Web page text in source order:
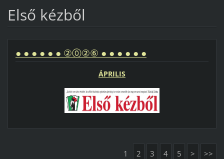
Első kézből
● ● ● ● ● ● ②⓪②⑥ ● ● ● ● ● ●
ÁPRILIS
1 2 3 4 5 > >>